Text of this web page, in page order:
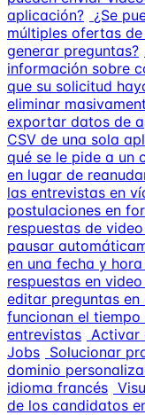
aplicación? ¿Se
múltiples ofertas de
generar preguntas?
información sobre
que su solicitud
eliminar
exportar datos de
CSV de una sola
qué se le pide a un
en lugar de
las entrevistas en
postulaciones en
respuestas de
pausar
en una fecha y
respuestas en
editar preguntas
funcionan el
entrevistas Activar
Jobs Solucionar
dominio
idioma francés
de los candidatos